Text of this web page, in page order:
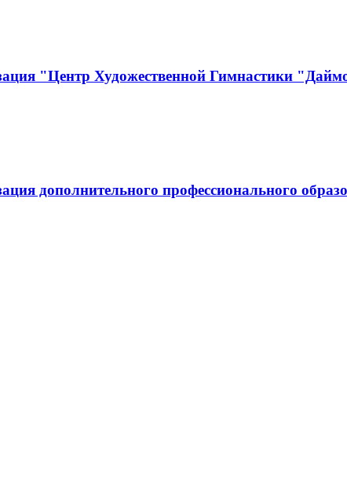
"Центр Художественной Гимнастики
дополнительного профессионального